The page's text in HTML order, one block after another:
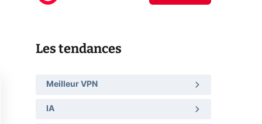
Les tendances
Meilleur VPN
IA